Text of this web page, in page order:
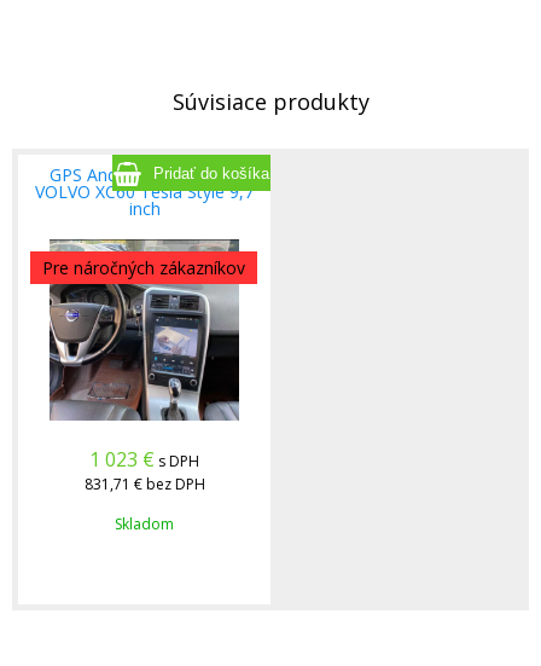
Súvisiace produkty
GPS Android System pre
VOLVO XC60 Tesla Style 9,7
inch
Pre náročných zákazníkov
1 023 € s DPH
831,71 € bez DPH
Skladom